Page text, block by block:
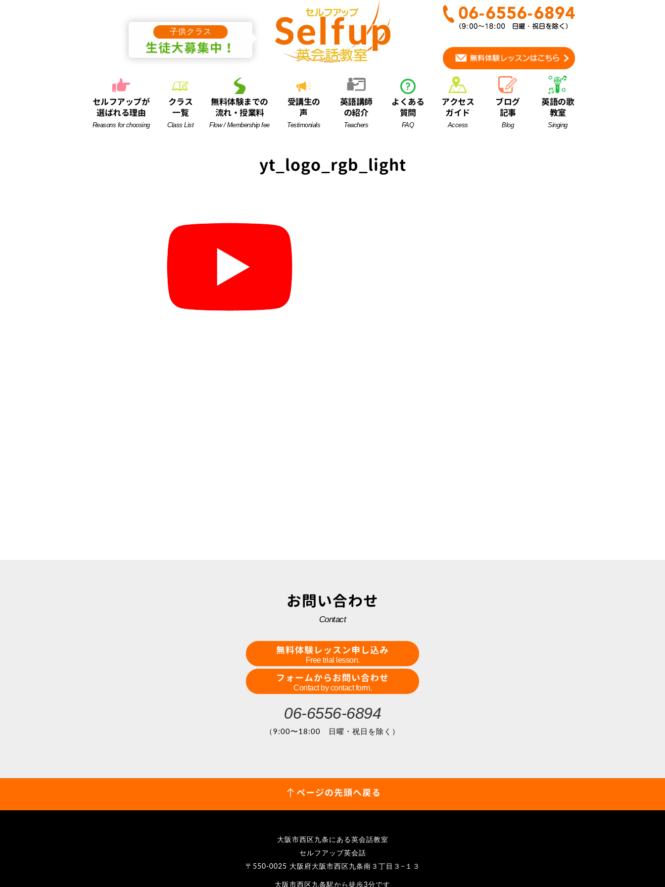
子供クラス
生徒大募集中！
セルフアップが
選ばれる理由
Reasons for choosing
クラス
一覧
Class List
無料体験までの
流れ・授業料
Flow / Membership fee
受講生の
声
Testimonials
英語講師
の紹介
Teachers
よくある
質問
FAQ
アクセス
ガイド
Access
ブログ
記事
Blog
英語の歌
教室
Singing
yt_logo_rgb_light
お問い合わせ
Contact
無料体験レッスン申し込み
Free trial lesson.
フォームからお問い合わせ
Contact by contact form.
06-6556-6894
（9:00〜18:00 日曜・祝日を除く）
ページの先頭へ戻る
大阪市西区九条にある英会話教室
セルフアップ英会話
〒550-0025 大阪府大阪市西区九条南３丁目３−１３
大阪市西区九条駅から徒歩3分です